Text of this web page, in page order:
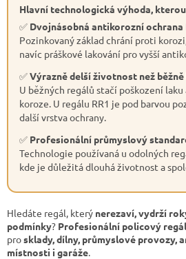
Hlavní technologická výhoda,
✅ Dvojnásobná antikorozní ochrana
Pozinkovaný základ chrání proti
navíc práškové lakování pro vyšší
✅Výrazně delší životnost než
U běžných regálů stačí poškození
koroze. U regálu RR1 je pod barvou
další vrstva ochrany.
✅ Profesionální průmyslový
Technologie používaná u odolných
kde je důležitá dlouhá životnost a
Hledáte regál, který nerezaví, vydrží
podmínky? Profesionální policový regál
prosklady, dílny, průmyslové provozy,
místnosti i garáže.